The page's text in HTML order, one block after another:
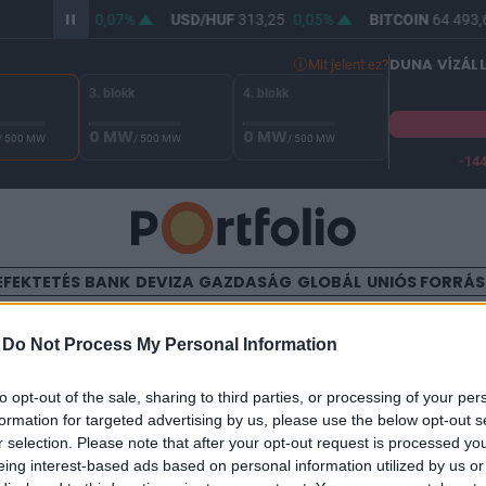
Do Not Process My Personal Information
opt-out of the sale, sharing to third parties, or processing of your
for targeted advertising by us, please use the below opt-out
selection. Please note that after your opt-out request is processed
interest-based ads based on personal information utilized by us
361,97 0,07% USD/HUF313,25 0,05% BITCOIN64
Mit jelent ez?
/ 500 MW
3. blokk
0 MW/ 500 MW
4. blokk
0 MW/ 500 MW
DUNA
-
BANK DEVIZA GAZDASÁG GLOBÁL UNIÓS
ami megmutatja, miért
az Európai Unióban